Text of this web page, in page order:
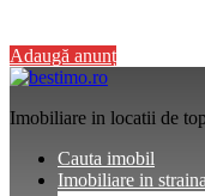
Adaugă anunț
Imobiliare in locatii de
Cauta imobil
Imobiliare in